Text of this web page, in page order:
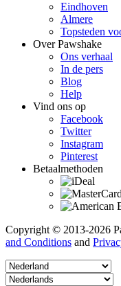
Eindhoven
Almere
Topsteden
Over Pawshake
Ons verhaal
In de pers
Blog
Help
Vind ons op
Facebook
Twitter
Instagram
Pinterest
Betaalmethoden
Copyright © 2013-2026
and Conditions and